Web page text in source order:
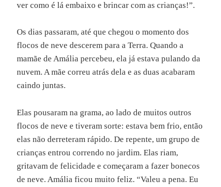
ver como é lá embaixo e brincar com as crianças!”.
Os dias passaram, até que chegou o momento dos
flocos de neve descerem para a Terra. Quando a
mamãe de Amália percebeu, ela já estava pulando da
nuvem. A mãe correu atrás dela e as duas acabaram
caindo juntas.
Elas pousaram na grama, ao lado de muitos outros
flocos de neve e tiveram sorte: estava bem frio, então
elas não derreteram rápido. De repente, um grupo de
crianças entrou correndo no jardim. Elas riam,
gritavam de felicidade e começaram a fazer bonecos
de neve. Amália ficou muito feliz. “Valeu a pena. Eu